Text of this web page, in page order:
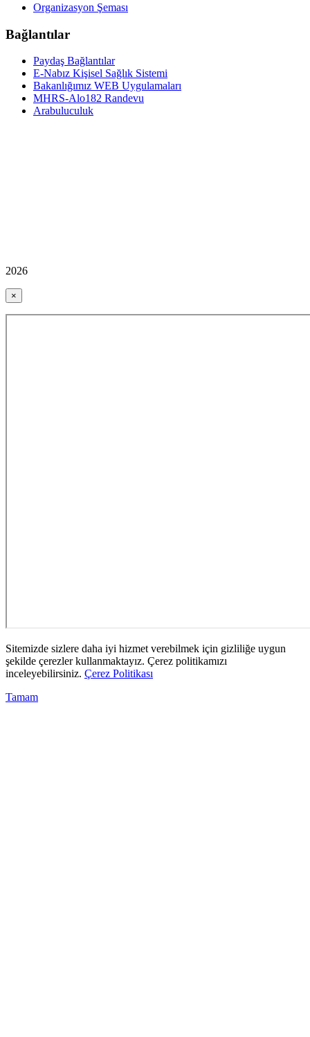
Organizasyon Şeması
Bağlantılar
Paydaş Bağlantılar
E-Nabız Kişisel Sağlık Sistemi
Bakanlığımız WEB Uygulamaları
MHRS-Alo182 Randevu
Arabuluculuk
2026
×
Sitemizde sizlere daha iyi hizmet verebilmek için gizliliğe uygun
şekilde çerezler kullanmaktayız. Çerez politikamızı
inceleyebilirsiniz. Çerez Politikası
Tamam